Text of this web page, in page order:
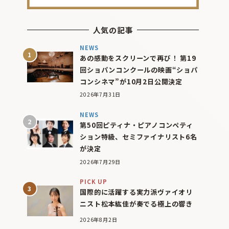
人気の記事
NEWS
あの感動をスクリーンで再び！ 第19
回ショパンコンクールの映画“ショパ
コンシネマ”が10月2日公開決定
2026年7月31日
NEWS
第50回ピティナ・ピアノコンペティ
ション特級、セミファイナリスト6名
が決定
2026年7月29日
PICK UP
国際的に活躍する実力派ヴァイオリ
ニスト松本紘佳が奏でる極上の響き
2026年8月2日